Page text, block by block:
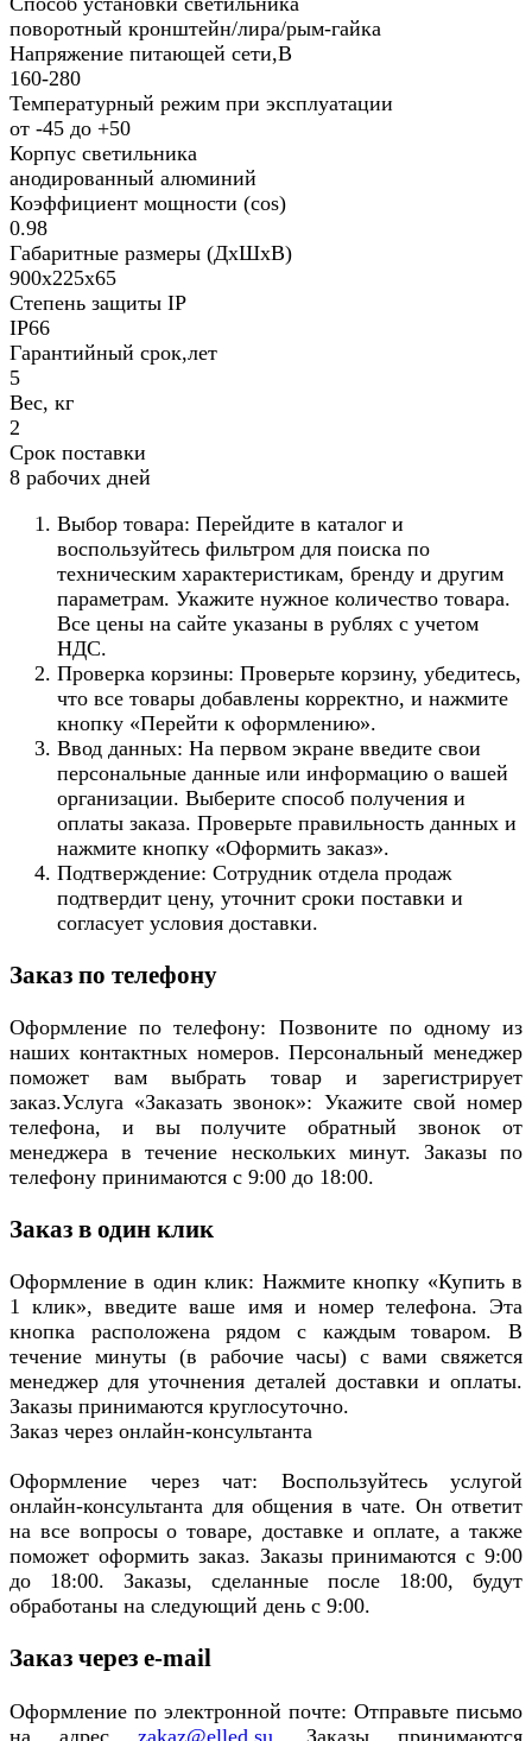
поворотный кронштейн/лира/рым-гайка
Напряжение питающей сети,В
160-280
Температурный режим при эксплуатации
от -45 до +50
Корпус светильника
анодированный алюминий
Коэффициент мощности (cos)
0.98
Габаритные размеры (ДхШхВ)
900х225х65
Степень защиты IP
IP66
Гарантийный срок,лет
5
Вес, кг
2
Срок поставки
8 рабочих дней
Выбор товара: Перейдите в каталог и
воспользуйтесь фильтром для поиска по
техническим характеристикам, бренду и другим
параметрам. Укажите нужное количество товара.
Все цены на сайте указаны в рублях с учетом
НДС.
Проверка корзины: Проверьте корзину, убедитесь,
что все товары добавлены корректно, и нажмите
кнопку «Перейти к оформлению».
Ввод данных: На первом экране введите свои
персональные данные или информацию о вашей
организации. Выберите способ получения и
оплаты заказа. Проверьте правильность данных и
нажмите кнопку «Оформить заказ».
Подтверждение: Сотрудник отдела продаж
подтвердит цену, уточнит сроки поставки и
согласует условия доставки.
Заказ по телефону
Оформление по телефону: Позвоните по одному из
наших контактных номеров. Персональный менеджер
поможет вам выбрать товар и зарегистрирует
заказ.Услуга «Заказать звонок»: Укажите свой номер
телефона, и вы получите обратный звонок от
менеджера в течение нескольких минут. Заказы по
телефону принимаются с 9:00 до 18:00.
Заказ в один клик
Оформление в один клик: Нажмите кнопку «Купить в
1 клик», введите ваше имя и номер телефона. Эта
кнопка расположена рядом с каждым товаром. В
течение минуты (в рабочие часы) с вами свяжется
менеджер для уточнения деталей доставки и оплаты.
Заказы принимаются круглосуточно.
Заказ через онлайн-консультанта
Оформление через чат: Воспользуйтесь услугой
онлайн-консультанта для общения в чате. Он ответит
на все вопросы о товаре, доставке и оплате, а также
поможет оформить заказ. Заказы принимаются с 9:00
до 18:00. Заказы, сделанные после 18:00, будут
обработаны на следующий день с 9:00.
Заказ через e-mail
Оформление по электронной почте: Отправьте письмо
на адрес zakaz@elled.su . Заказы принимаются